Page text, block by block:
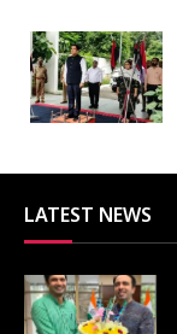
LATEST NEWS